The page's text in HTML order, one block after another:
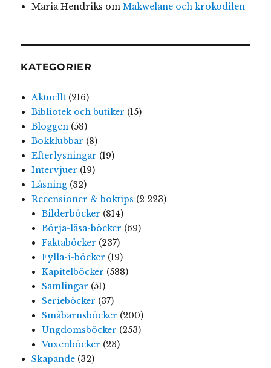
Maria Hendriks om Makwelane och krokodilen
KATEGORIER
Aktuellt(216)
Bibliotek och butiker (15)
Bloggen(58)
Bokklubbar (8)
Efterlysningar (19)
Intervjuer (19)
Läsning(32)
Recensioner & boktips (2 223)
Bilderböcker (814)
Börja-läsa-böcker (69)
Faktaböcker (237)
Fylla-i-böcker (19)
Kapitelböcker (588)
Samlingar (51)
Serieböcker (37)
Småbarnsböcker (200)
Ungdomsböcker (253)
Vuxenböcker (23)
Skapande(32)